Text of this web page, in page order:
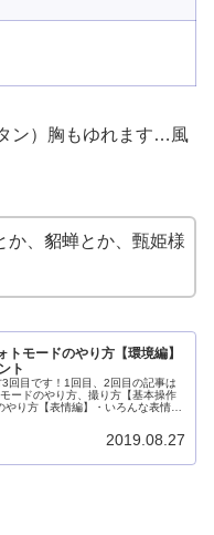
ン）胸もゆれます…風
か、貂蝉とか、甄姫様
トモードのやり方【環境編】
ト
回目です！1回目、2回目の記事は
ードのやり方、撮り方【基本操作
やり方【表情編】・いろんな表情の
2019.08.27